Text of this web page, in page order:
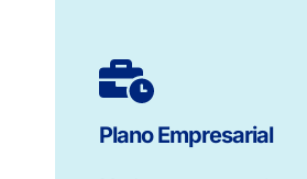
Plano Empresarial